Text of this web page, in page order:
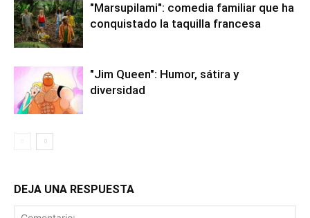
"Marsupilami": comedia familiar que ha
conquistado la taquilla francesa
"Jim Queen": Humor, sátira y
diversidad
DEJA UNA RESPUESTA